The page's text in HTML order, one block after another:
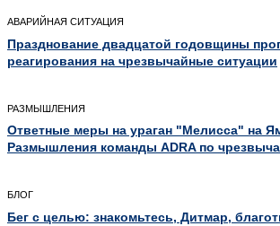
АВАРИЙНАЯ СИТУАЦИЯ
Празднование двадцатой годовщины
реагирования на чрезвычайные ситуации
РАЗМЫШЛЕНИЯ
Ответные меры на ураган "Мелисса" на
Размышления команды ADRA по
БЛОГ
Бег с целью: знакомьтесь, Дитмар,